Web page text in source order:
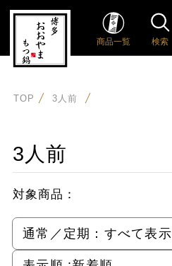
商品一覧 検索
TOP 3人前
3人前
対象商品：
通常／定期： すべて表示